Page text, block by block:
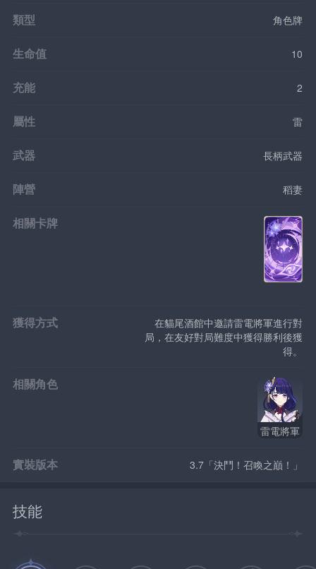
類型 角色牌
生命值 10
充能 2
屬性 雷
武器 長柄武器
陣營 稻妻
相關卡牌
獲得方式
在貓尾酒館中邀請雷電將軍進行對
局，在友好對局難度中獲得勝利後獲
得。
相關角色
雷電將軍
實裝版本 3.7「決鬥！召喚之巔！」
技能